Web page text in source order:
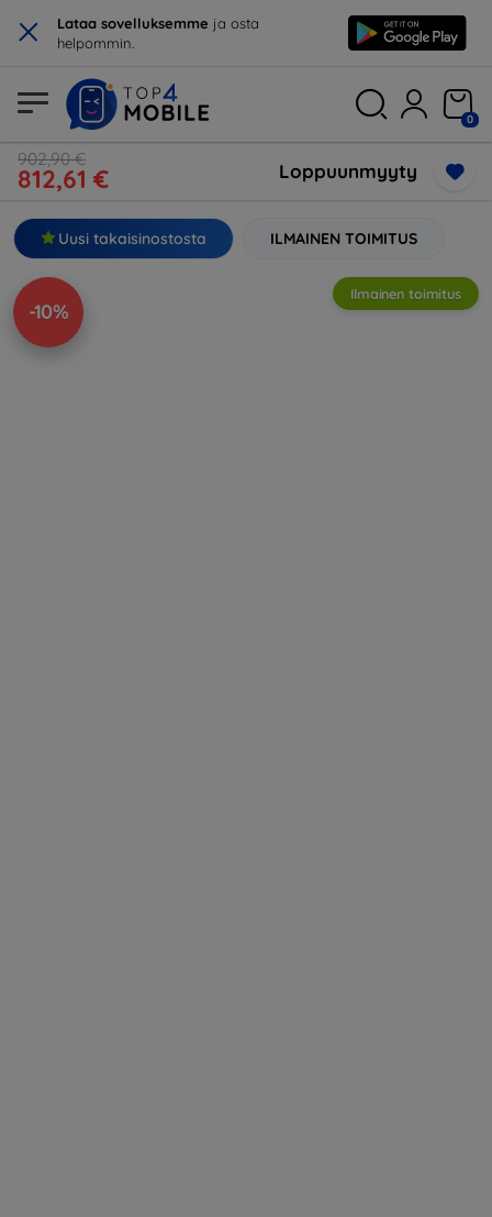
× Lataa sovelluksemme ja osta
helpommin.
0
902,90 €
812,61 € Loppuunmyyty
Uusi takaisinostosta ILMAINEN TOIMITUS
-10%
Ilmainen toimitus